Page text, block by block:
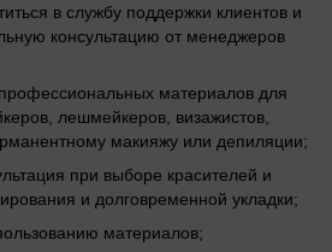
в службу поддержки клиентов и
консультацию от менеджеров
материалов для
лешмейкеров, визажистов,
макияжу или депиляции;
при выборе красителей и
и долговременной укладки;
материалов;